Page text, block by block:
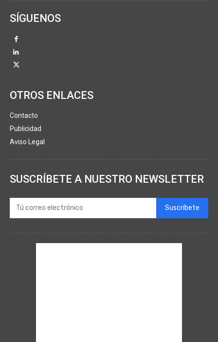
SÍGUENOS
OTROS ENLACES
Contacto
Publicidad
Aviso Legal
SUSCRÍBETE A NUESTRO NEWSLETTER
Suscríbete